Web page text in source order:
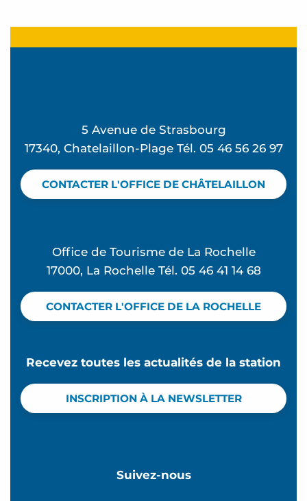
Maison 6 personnes - Le Petit Port du Loiron
Hôtel le Rivage
Maison Rouge
L'Océan des songes
Les pieds dans l'eau
5 Avenue de Strasbourg
17340, Chatelaillon-Plage Tél. 05 46 56 26 97
CONTACTER L'OFFICE DE CHÂTELAILLON
Office de Tourisme de La Rochelle
17000, La Rochelle Tél. 05 46 41 14 68
CONTACTER L'OFFICE DE LA ROCHELLE
Recevez toutes les actualités de la station
INSCRIPTION À LA NEWSLETTER
Suivez-nous